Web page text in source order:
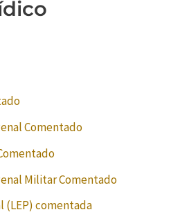
Comentado
Militar Comentado
(LEP) comentada